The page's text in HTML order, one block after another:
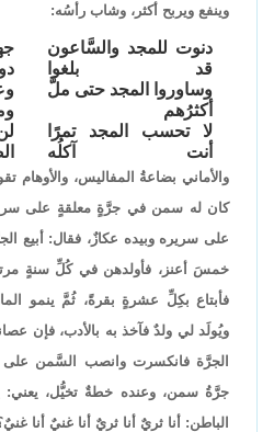
وينفع ويربح أكثر، وشاب رأسُه:
دنوت للمجد والسَّاعون
قد بلغوا
وساوروا المجد حتى ملَّ
أكثرُهم
لا تحسب المجد تمرًا
أنت آكلُه
والأماني بضاعةُ المفاليس، والأوهام
كان له سمن في جرَّةٍ معلقةٍ على
على سريره وبيده عكازٌ، فقال: أبيع
خمسَ أعنز، فأولدهن في كُلِّ سنةٍ
فأبتاع بكِلِّ عشرةٍ بقرةً، ثُمَّ ينمو المال
ويُولَد لي ولدٌ فآخذ به بالأدب، فإن
الجرَّة فانكسرت وانصب السَّمن على
جرَّةُ سمن، وعنده خطةٌ تخيُّل، يعني:
الباطن: أنا ثريٌ أنا ثريٌ أنا غنيٌ أنا